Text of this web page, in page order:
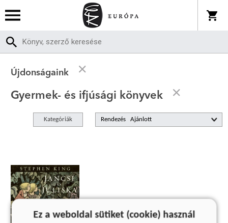
Újdonságaink
Gyermek- és ifjúsági könyvek
Kategóriák Rendezés
Ez a weboldal sütiket (cookie) használ